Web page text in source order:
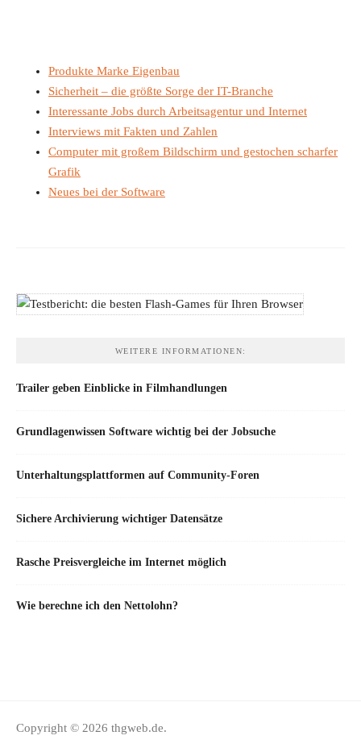
Produkte Marke Eigenbau
Sicherheit – die größte Sorge der IT-Branche
Interessante Jobs durch Arbeitsagentur und Internet
Interviews mit Fakten und Zahlen
Computer mit großem Bildschirm und gestochen scharfer
Grafik
Neues bei der Software
WEITERE INFORMATIONEN:
Trailer geben Einblicke in Filmhandlungen
Grundlagenwissen Software wichtig bei der Jobsuche
Unterhaltungsplattformen auf Community-Foren
Sichere Archivierung wichtiger Datensätze
Rasche Preisvergleiche im Internet möglich
Wie berechne ich den Nettolohn?
Copyright © 2026 thgweb.de.